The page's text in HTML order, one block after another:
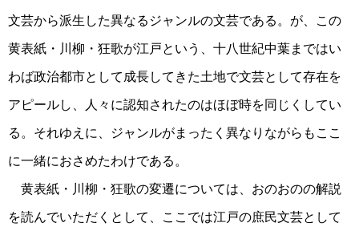
文芸から派生した異なるジャンルの文芸である。が、この
黄表紙・川柳・狂歌が江戸という、十八世紀中葉まではい
わば政治都市として成長してきた土地で文芸として存在を
アピールし、人々に認知されたのはほぼ時を同じくしてい
る。それゆえに、ジャンルがまったく異なりながらもここ
に一緒におさめたわけである。
黄表紙・川柳・狂歌の変遷については、おのおのの解説
を読んでいただくとして、ここでは江戸の庶民文芸として